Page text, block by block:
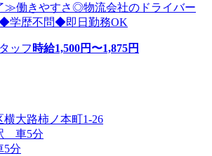
≫働きやすさ◎物流会社のドライバー
学歴不問◆即日勤務OK
ッフ 時給1,500円〜1,875円
大路柿ノ本町1‐26
車5分
分